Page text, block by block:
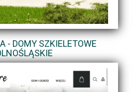
- DOMY SZKIELETOWE